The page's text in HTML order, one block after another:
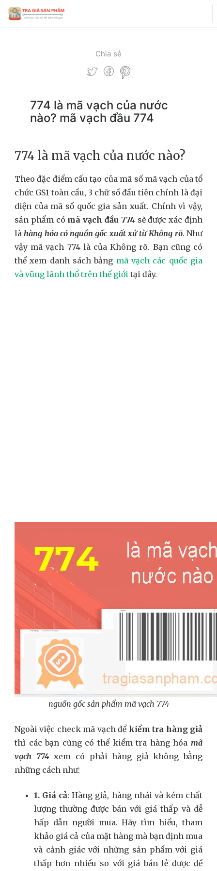
Chia sẻ
774 là mã vạch của nước
nào? mã vạch đầu 774
774 là mã vạch của nước nào?
Theo đặc điểm cấu tạo của mã số mã vạch của tổ
chức GS1 toàn cầu, 3 chữ số đầu tiên chính là đại
diện của mã số quốc gia sản xuất. Chính vì vậy,
sản phẩm có mã vạch đầu 774 sẽ được xác định
làhàng hóa có nguồn gốc xuất xứ từ Không rõ. Như
vậy mã vạch 774 là của Không rõ. Bạn cũng có
thể xem danh sách bảng mã vạch các quốc gia
và vũng lãnh thổ trên thế giới tại đây.
nguồn gốc sản phẩm mã vạch 774
Ngoài việc check mã vạch để kiểm tra hàng giả
thì các bạn cũng có thể kiểm tra hàng hóa mã
vạch 774 xem có phải hàng giả không bằng
những cách như:
1. Giá cả: Hàng giả, hàng nhái và kém chất
lượng thường được bán với giá thấp và dễ
hấp dẫn người mua. Hãy tìm hiểu, tham
khảo giá cả của mặt hàng mà bạn định mua
và cảnh giác với những sản phẩm với giá
thấp hơn nhiều so với giá bán lẻ được đề